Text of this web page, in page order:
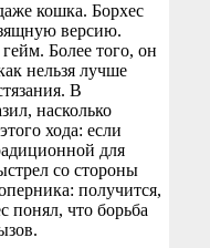
кошка. Борхес
версию.
Более того, он
нельзя лучше
В
насколько
хода: если
для
со стороны
получится,
понял, что борьба